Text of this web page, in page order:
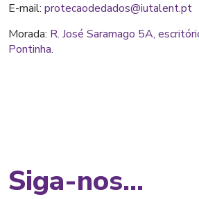
E-mail: protecaodedados@iutalent.pt
Morada: R. José Saramago 5A,
Pontinha.
Siga-nos...